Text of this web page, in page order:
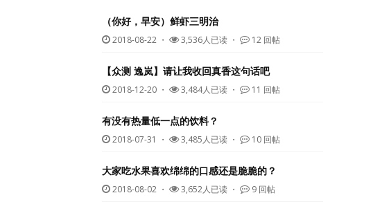
（你好，早安）鲜虾三明治
2018-08-22 ・ 3,536人已读 ・ 12 回帖
【众测 逸岚】请让我收回真香这句话吧
2018-12-20 ・ 3,484人已读 ・ 11 回帖
有没有热量低一点的饮料？
2018-07-31 ・ 3,485人已读 ・ 10 回帖
大家吃水果喜欢绵绵的口感还是脆脆的？
2018-08-02 ・ 3,652人已读 ・ 9 回帖